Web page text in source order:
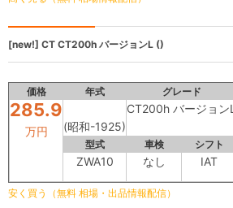
[new!] CT CT200h バージョンL ()
価格 年式 グレード
285.9
万円 (昭和-1925)
CT200h バージョンL
型式 車検 シフト
ZWA10 なし IAT
安く買う（無料 相場・出品情報配信）